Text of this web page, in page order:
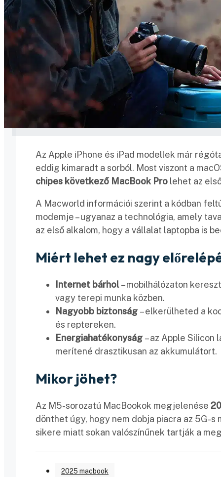
Az Apple iPhone és iPad modellek már
eddig kimaradt a sorból. Most viszont a
chipes következő MacBook Pro lehet az
A Macworld információi szerint a kódban
modemje – ugyanaz a technológia, amely
az első alkalom, hogy a vállalat laptopba is
Miért lehet ez nagy
Internet bárhol– mobilhálózaton
vagy terepi munka közben.
Nagyobb biztonság – elkerülheted a
és reptereken.
Energiahatékonyság – az Apple Silicon
merítené drasztikusan az akkumulátort.
Mikor jöhet?
Az M5-sorozatú MacBookok megjelenése
dönthet úgy, hogy nem dobja piacra az 5G-
sikere miatt sokan valószínűnek tartják a
2025 macbook